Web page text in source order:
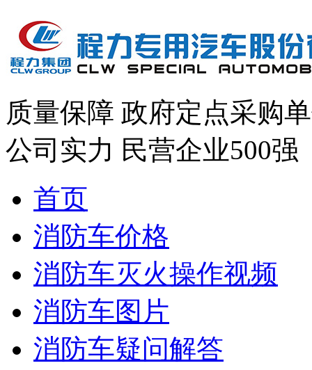
质量保障 政府定点采购
公司实力 民营企业500强
首页
消防车价格
消防车灭火操作视频
消防车图片
消防车疑问解答